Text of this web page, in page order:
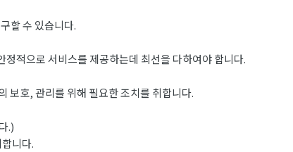
할 수 있습니다.
적으로 서비스를 제공하는데 최선을 다하여야 합니다.
보호, 관리를 위해 필요한 조치를 취합니다.
.)
니다.